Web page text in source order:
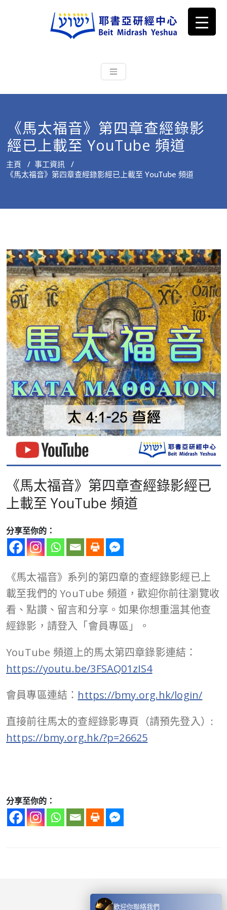
耶書亞研經中心
根源明白聖經，成為更好的門徒
《馬太福音》第四章查經錄影
經已上載至 YouTube 頻道
主頁 / 事工資訊 /
《馬太福音》第四章查經錄影經已上載至 YouTube 頻道
《馬太福音》第四章查經錄影經已
上載至 YouTube 頻道
分享至你的：
《馬太福音》系列的第四章的查經錄影經已上
載至我們的 YouTube 頻道，歡迎你前往瀏覽收
看、點讚、留言和分享。如果你想重溫其他查
經錄影，請登入「會員專區」。
YouTube 頻道上的馬太第四章錄影連結：
https://youtu.be/3FSAQ01zIS4
會員專區連結： https://bmy.org.hk/login/
直接前往馬太的查經錄影專頁（請預先登入）:
https://bmy.org.hk/?p=26625
分享至你的：
歡迎你聯絡我們